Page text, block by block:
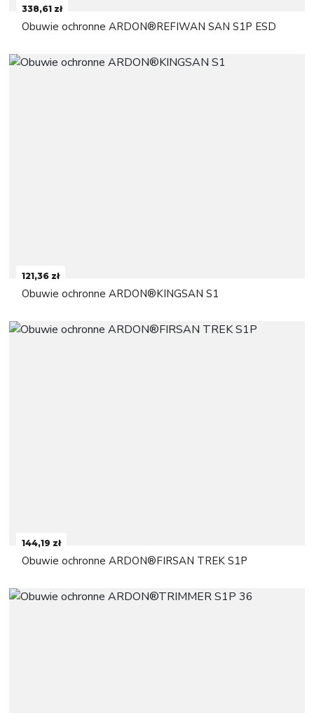
338,61 zł
Obuwie ochronne ARDON®REFIWAN SAN S1P ESD
121,36 zł
Obuwie ochronne ARDON®KINGSAN S1
144,19 zł
Obuwie ochronne ARDON®FIRSAN TREK S1P